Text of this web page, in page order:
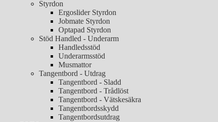
Styrdon
Ergoslider Styrdon
Jobmate Styrdon
Optapad Styrdon
Stöd Handled - Underarm
Handledsstöd
Underarmsstöd
Musmattor
Tangentbord - Utdrag
Tangentbord - Sladd
Tangentbord - Trådlöst
Tangentbord - Vätskesäkra
Tangentbordsskydd
Tangentbordsutdrag